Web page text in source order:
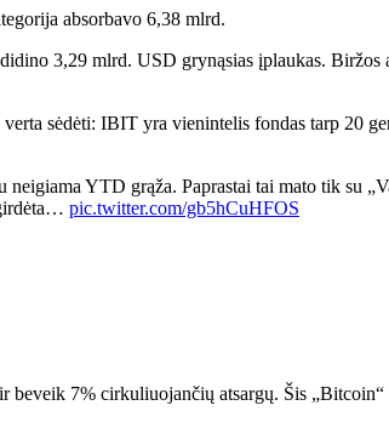
absorbavo 6,38 mlrd.
3,29 mlrd. USD grynąsias įplaukas. Biržos
sėdėti: IBIT yra vienintelis fondas tarp 20
YTD grąža. Paprastai tai mato tik su
pic.twitter.com/gb5hCuHFOS
7% cirkuliuojančių atsargų. Šis